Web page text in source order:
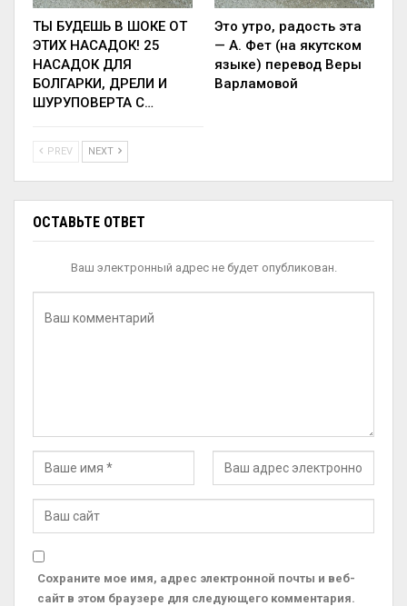
ТЫ БУДЕШЬ В ШОКЕ ОТ
ЭТИХ НАСАДОК! 25
НАСАДОК ДЛЯ
БОЛГАРКИ, ДРЕЛИ И
ШУРУПОВЕРТА С…
Это утро, радость эта
— А. Фет (на якутском
языке) перевод Веры
Варламовой
PREV NEXT
ОСТАВЬТЕ ОТВЕТ
Ваш электронный адрес не будет опубликован.
Сохраните мое имя, адрес электронной почты и веб-
сайт в этом браузере для следующего комментария.